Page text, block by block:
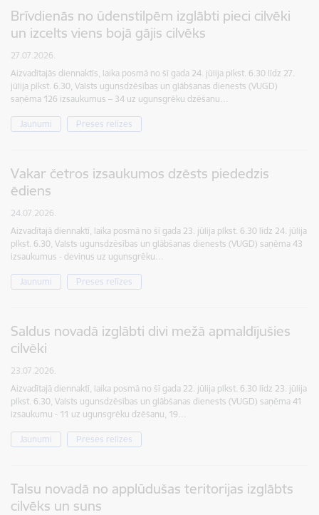
Brīvdienās no ūdenstilpēm izglābti pieci cilvēki
un izcelts viens bojā gājis cilvēks
27.07.2026.
Aizvadītajās diennaktīs, laika posmā no šī gada 24. jūlija plkst. 6.30 līdz 27.
jūlija plkst. 6.30, Valsts ugunsdzēsības un glābšanas dienests (VUGD)
saņēma 126 izsaukumus – 34 uz ugunsgrēku dzēšanu…
Jaunumi Preses relīzes
Vakar četros izsaukumos dzēsts piededzis
ēdiens
24.07.2026.
Aizvadītajā diennaktī, laika posmā no šī gada 23. jūlija plkst. 6.30 līdz 24. jūlija
plkst. 6.30, Valsts ugunsdzēsības un glābšanas dienests (VUGD) saņēma 43
izsaukumus - deviņus uz ugunsgrēku…
Jaunumi Preses relīzes
Saldus novadā izglābti divi mežā apmaldījušies
cilvēki
23.07.2026.
Aizvadītajā diennaktī, laika posmā no šī gada 22. jūlija plkst. 6.30 līdz 23. jūlija
plkst. 6.30, Valsts ugunsdzēsības un glābšanas dienests (VUGD) saņēma 41
izsaukumu - 11 uz ugunsgrēku dzēšanu, 19…
Jaunumi Preses relīzes
Talsu novadā no applūdušas teritorijas izglābts
cilvēks un suns